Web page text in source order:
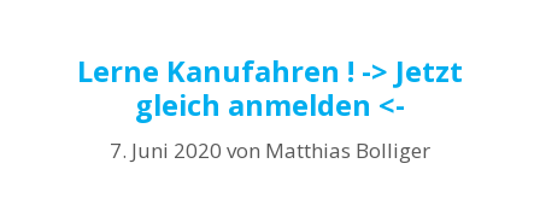
Lerne Kanufahren ! -> Jetzt
gleich anmelden <-
7. Juni 2020 von Matthias Bolliger